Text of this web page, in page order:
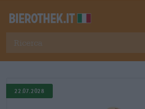
22.07.2028